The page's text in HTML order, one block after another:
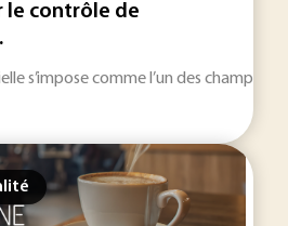
le contrôle de
s’impose comme l’un des champs